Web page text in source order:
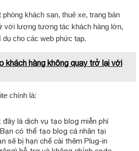
phòng khách sạn, thuê xe, trang bán
với lượng tương tác khách hàng lớn,
dụ cho các web phức tạp.
khách hàng không quay trở lại với
chính là:
: đây là dịch vụ tạo blog miễn phí
có thể tạo blog cá nhân tại
sẽ bị hạn chế cài thêm Plug-in